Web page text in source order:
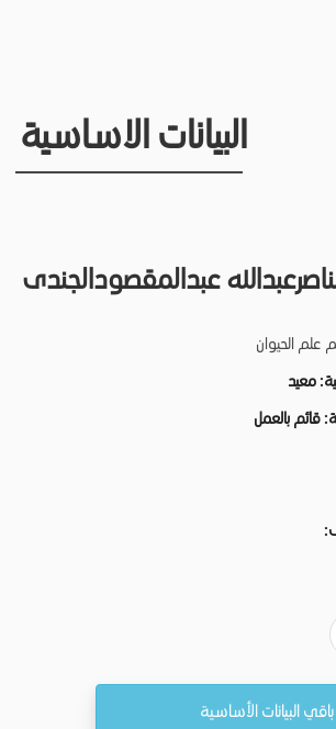
البيانات الاساسية
عبدالمقصودالجندى
علم الحيوان
معيد
قائم بالعمل
باقي البيانات الأساسية